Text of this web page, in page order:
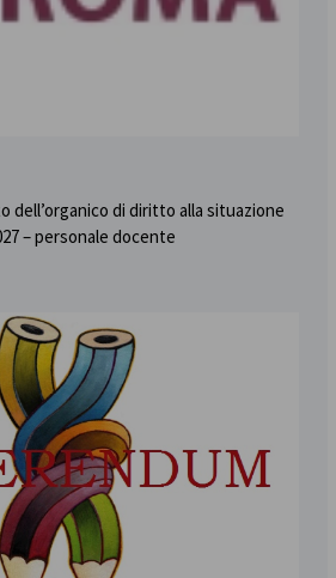
dell’organico di diritto alla situazione
– personale docente